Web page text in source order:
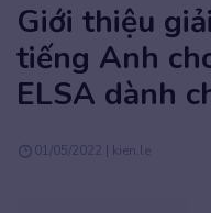
Giới thiệu
tiếng Anh
ELSA dành
01/05/2022 | kien.le